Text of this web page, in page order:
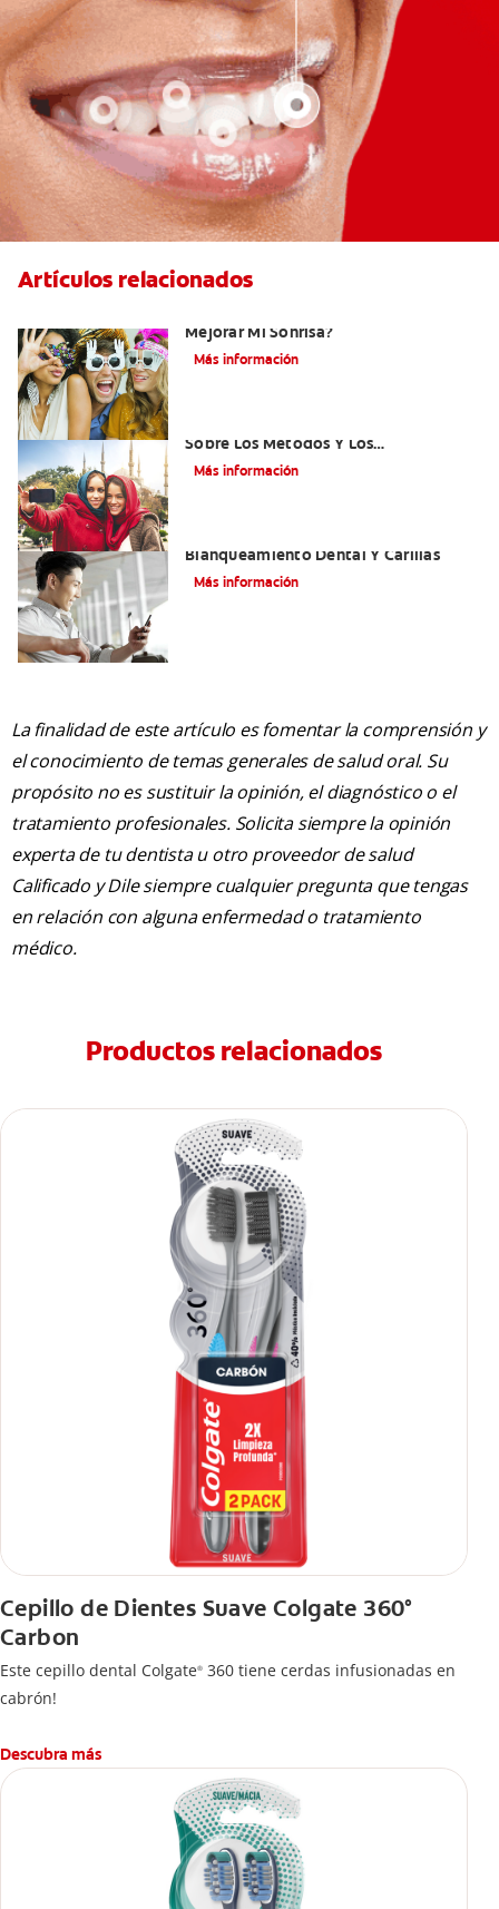
Artículos relacionados
Mejorar Mi Sonrisa?
Más información
Sobre Los Métodos Y Los
Procedimientos Del Adhesivo Dental
Más información
Blanqueamiento Dental Y Carillas
Más información
La finalidad de este artículo es fomentar la comprensión y
el conocimiento de temas generales de salud oral. Su
propósito no es sustituir la opinión, el diagnóstico o el
tratamiento profesionales. Solicita siempre la opinión
experta de tu dentista u otro proveedor de salud
Calificado y Dile siempre cualquier pregunta que tengas
en relación con alguna enfermedad o tratamiento
médico.
Productos relacionados
Cepillo de Dientes Suave Colgate 360°
Carbon
Este cepillo dental Colgate® 360 tiene cerdas infusionadas en
cabrón!
Descubra más